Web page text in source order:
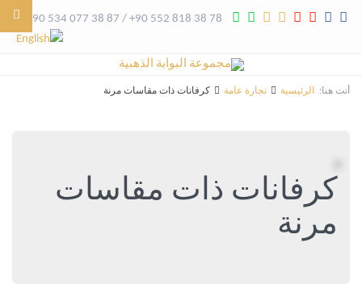
+90 534 077 38 87 / +90 552 818 38 78
أنت هنا: الرئيسية تجارة عامة كرفانات ذات مقاسات مرنة
كرفانات ذات مقاسات
مرنة